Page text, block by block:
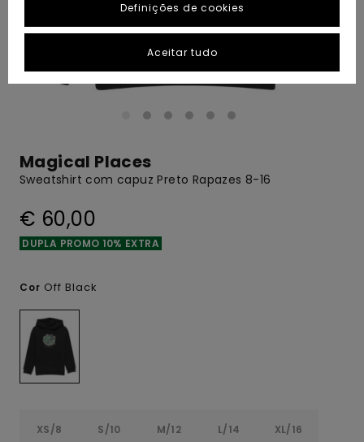
Magical Places
Sweatshirt com capuz Preto Rapazes 8-16
€ 60,00
DUPLA PROMO 10% EXTRA
Cor Off Black
XS/8 S/10 M/12 L/14 XL/16
Definições de cookies
Aceitar tudo